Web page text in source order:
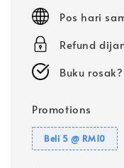
Pos hari
Refund
Buku
Promotions
Beli 5 @ RM10